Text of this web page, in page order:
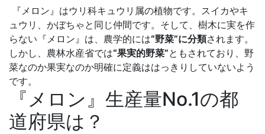
『メロン』はウリ科キュウリ属の植物です。スイカやキ
ュウリ、かぼちゃと同じ仲間です。そして、樹木に実を作
らない『メロン』は、農学的には“野菜”に分類されます。
しかし、農林水産省では“果実的野菜”ともされており、野
菜なのか果実なのか明確に定義ははっきりしていないよう
です。
『メロン』生産量No.1の都
道府県は？